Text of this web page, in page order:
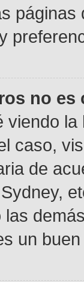
no es
viendo
caso,
de
un